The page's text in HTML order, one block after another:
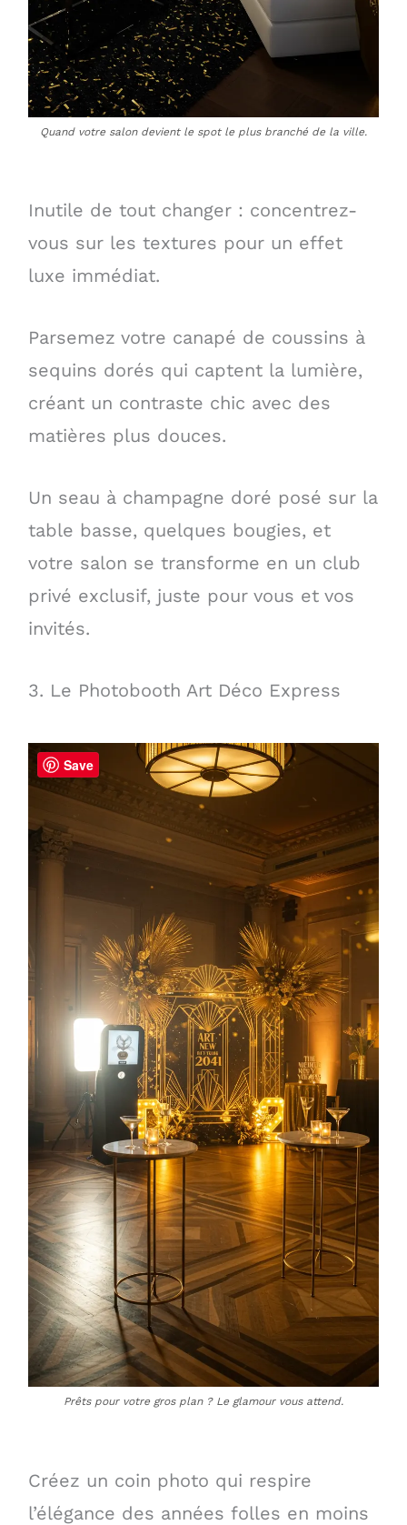
Quand votre salon devient le spot le plus branché de la ville.
Inutile de tout changer : concentrez-
vous sur les textures pour un effet
luxe immédiat.
Parsemez votre canapé de coussins à
sequins dorés qui captent la lumière,
créant un contraste chic avec des
matières plus douces.
Un seau à champagne doré posé sur la
table basse, quelques bougies, et
votre salon se transforme en un club
privé exclusif, juste pour vous et vos
invités.
3. Le Photobooth Art Déco Express
Prêts pour votre gros plan ? Le glamour vous attend.
Créez un coin photo qui respire
l’élégance des années folles en moins
Save